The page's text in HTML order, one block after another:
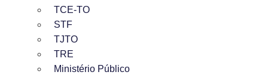
TCE-TO
STF
TJTO
TRE
Ministério Público